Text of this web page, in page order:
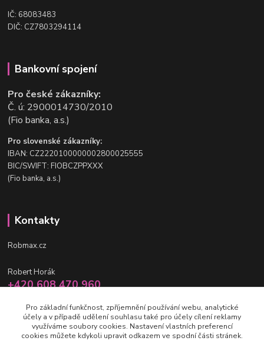
IČ: 68083483
DIČ: CZ7803294114
Bankovní spojení
Pro české zákazníky:
Č. ú: 2900014730/2010
(Fio banka, a.s.)
Pro slovenské zákazníky:
IBAN: CZ2220100000002800025555
BIC/SWIFT: FIOBCZPPXXX
(Fio banka, a.s.)
Kontakty
Robmax.cz
Robert Horák
+420 608 470 960
info@robmax.cz
Pro základní funkčnost, zpříjemnění používání webu, analytické
účely a v případě udělení souhlasu také pro účely cílení reklamy
využíváme soubory cookies. Nastavení vlastních preferencí
cookies můžete kdykoli upravit odkazem ve spodní části stránek.